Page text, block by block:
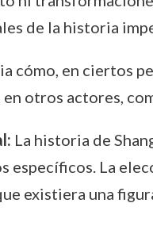
de la historia
cómo, en ciertos
otros actores,
La historia de
La
existiera una